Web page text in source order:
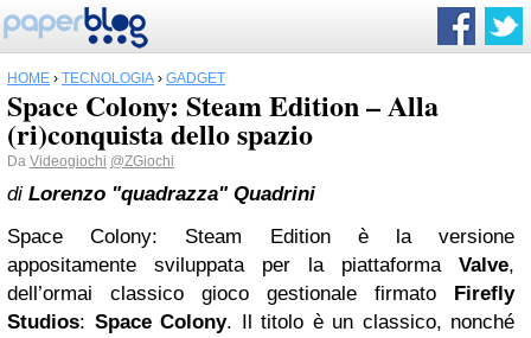
HOME › TECNOLOGIA › GADGET
Space Colony: Steam Edition – Alla
(ri)conquista dello spazio
Da Videogiochi @ZGiochi
di Lorenzo "quadrazza" Quadrini
Space Colony: Steam Edition è la versione
appositamente sviluppata per la piattaforma Valve,
dell’ormai classico gioco gestionale firmato Firefly
Studios: Space Colony. Il titolo è un classico, nonché